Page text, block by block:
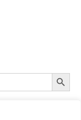
SEARCH BUTTON